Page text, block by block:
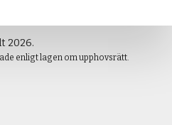
2026.
enligt lagen om upphovsrätt.